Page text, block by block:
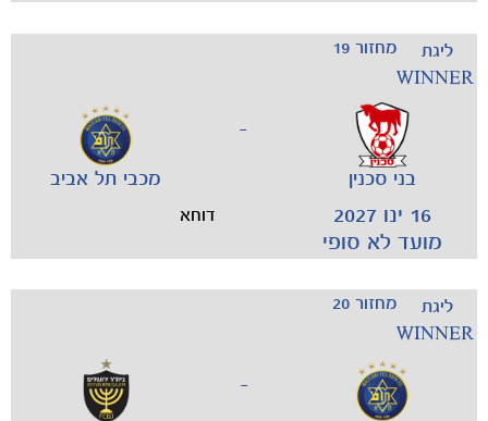
מכבי TVליגת
WINNER
מחזור 19
מכבי תל אביב
-
בני סכנין
16 ינו 2027 דוחא
מועד לא סופי
ליגת
WINNER
מחזור 20
-